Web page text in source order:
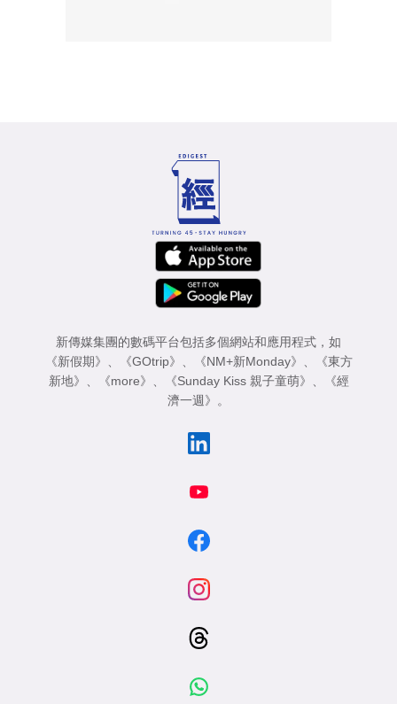
新傳媒集團的數碼平台包括多個網站和應用程式，如
《新假期》
《GOtrip》 《NM+新Monday》
《東方
新地》
《more》 《Sunday Kiss 親子童萌》
《經
濟一週》
。